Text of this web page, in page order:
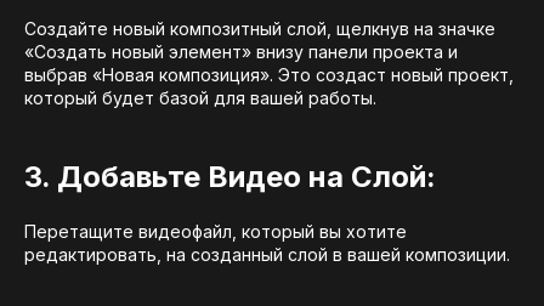
Создайте новый композитный слой, щелкнув на значке
«Создать новый элемент» внизу панели проекта и
выбрав «Новая композиция». Это создаст новый проект,
который будет базой для вашей работы.
3. Добавьте Видео на Слой:
Перетащите видеофайл, который вы хотите
редактировать, на созданный слой в вашей композиции.